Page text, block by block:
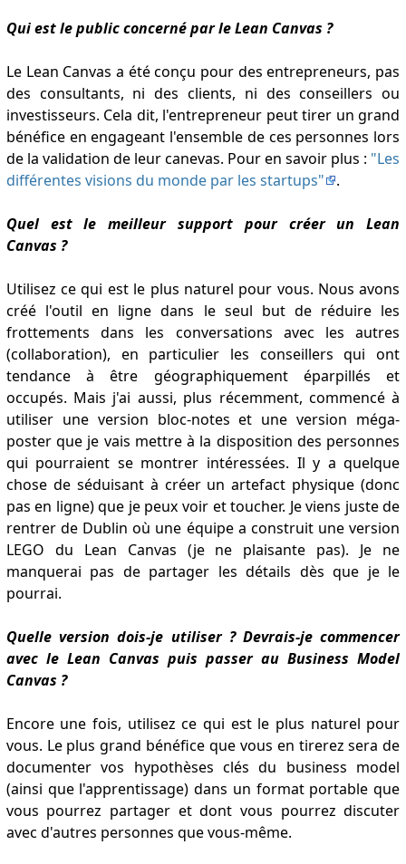
Qui est le public concerné par le Lean Canvas ?
Le Lean Canvas a été conçu pour des entrepreneurs, pas
des consultants, ni des clients, ni des conseillers ou
investisseurs. Cela dit, l'entrepreneur peut tirer un grand
bénéfice en engageant l'ensemble de ces personnes lors
de la validation de leur canevas. Pour en savoir plus : "Les
différentes visions du monde par les startups"
.
Quel est le meilleur support pour créer un Lean
Canvas ?
Utilisez ce qui est le plus naturel pour vous. Nous avons
créé l'outil en ligne dans le seul but de réduire les
frottements dans les conversations avec les autres
(collaboration), en particulier les conseillers qui ont
tendance à être géographiquement éparpillés et
occupés. Mais j'ai aussi, plus récemment, commencé à
utiliser une version bloc-notes et une version méga-
poster que je vais mettre à la disposition des personnes
qui pourraient se montrer intéressées. Il y a quelque
chose de séduisant à créer un artefact physique (donc
pas en ligne) que je peux voir et toucher. Je viens juste de
rentrer de Dublin où une équipe a construit une version
LEGO du Lean Canvas (je ne plaisante pas). Je ne
manquerai pas de partager les détails dès que je le
pourrai.
Quelle version dois-je utiliser ? Devrais-je commencer
avec le Lean Canvas puis passer au Business Model
Canvas ?
Encore une fois, utilisez ce qui est le plus naturel pour
vous. Le plus grand bénéfice que vous en tirerez sera de
documenter vos hypothèses clés du business model
(ainsi que l'apprentissage) dans un format portable que
vous pourrez partager et dont vous pourrez discuter
avec d'autres personnes que vous-même.